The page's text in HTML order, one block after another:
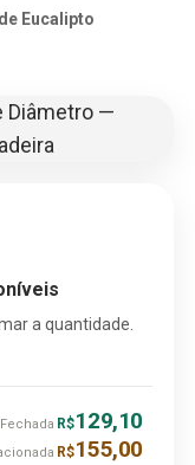
Eucalipto
a quantidade.
Fechada R$129,10
R$155,00